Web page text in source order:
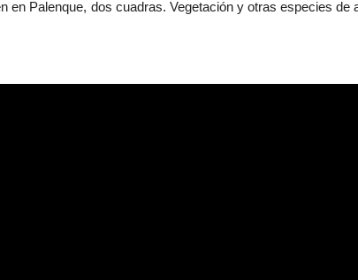
en Palenque, dos cuadras. Vegetación y otras especies de